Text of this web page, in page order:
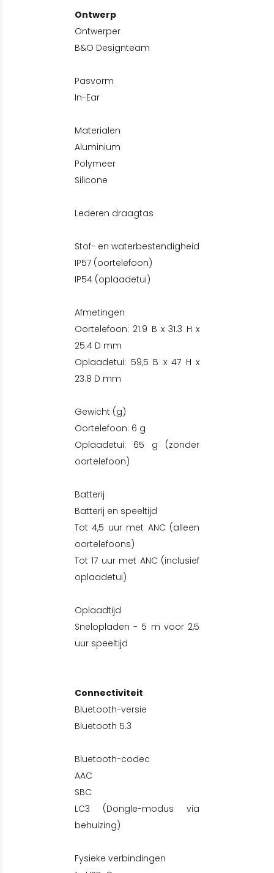
Ontwerp
Ontwerper
B&O Designteam
Pasvorm
In-Ear
Materialen
Aluminium
Polymeer
Silicone
Lederen draagtas
Stof- en waterbestendigheid
IP57 (oortelefoon)
IP54 (oplaadetui)
Afmetingen
Oortelefoon: 21.9 B x 31.3 H x
25.4 D mm
Oplaadetui: 59,5 B x 47 H x
23.8 D mm
Gewicht (g)
Oortelefoon: 6 g
Oplaadetui: 65 g (zonder
oortelefoon)
Batterij
Batterij en speeltijd
Tot 4,5 uur met ANC (alleen
oortelefoons)
Tot 17 uur met ANC (inclusief
oplaadetui)
Oplaadtijd
Snelopladen - 5 m voor 2,5
uur speeltijd
Connectiviteit
Bluetooth-versie
Bluetooth 5.3
Bluetooth-codec
AAC
SBC
LC3 (Dongle-modus via
behuizing)
Fysieke verbindingen